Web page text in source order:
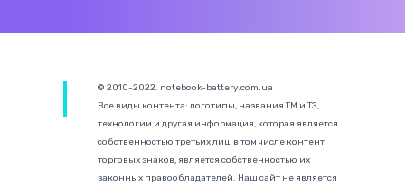
© 2010-2022. notebook-battery.com.ua
Все виды контента: логотипы, названия ТМ и ТЗ,
технологии и другая информация, которая является
собственностью третьих лиц, в том числе контент
торговых знаков, является собственностью их
законных правообладателей. Наш сайт не является